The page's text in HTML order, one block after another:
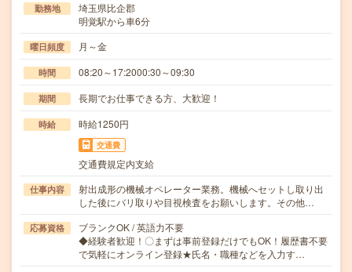
勤務地
埼玉県比企郡
明覚駅から車6分
曜日頻度 月～金
時間 08:20～17:2000:30～09:30
期間 長期でお仕事できる方、大歓迎！
時給 時給1250円
交通費
交通費規定内支給
仕事内容
射出成形の機械オペレーター業務。機械へセットし取り出
した後にバリ取りや目視検査をお願いします。その他…
応募資格
ブランクOK / 英語力不要
◆経験者歓迎！〇まずは事前登録だけでもOK！履歴書不要
で気軽にオンライン登録★氏名・職種などを入力す…